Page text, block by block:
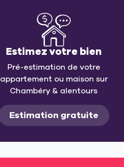
Estimez votre bien
Pré-estimation de votre
appartement ou maison sur
Chambéry & alentours
Estimation gratuite